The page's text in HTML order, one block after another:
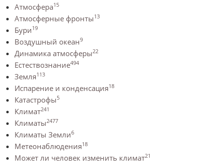
Атмосфера15
Атмосферные фронты13
Бури19
Воздушный океан9
Динамика атмосферы22
Естествознание494
Земля113
Испарение и конденсация18
Катастрофы5
Климат241
Климаты2477
Климаты Земли6
Метеонаблюдения18
Может ли человек изменить климат21